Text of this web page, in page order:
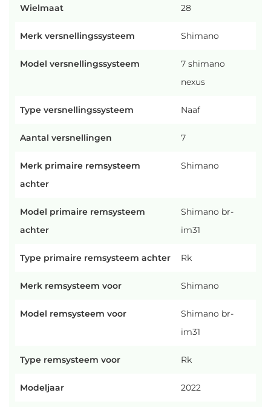
Wielmaat 28
Merk versnellingssysteem Shimano
Model versnellingssysteem
7 shimano
nexus
Type versnellingssysteem Naaf
Aantal versnellingen 7
Merk primaire remsysteem
achter
Shimano
Model primaire remsysteem
achter
Shimano br-
im31
Type primaire remsysteem achter Rk
Merk remsysteem voor Shimano
Model remsysteem voor
Shimano br-
im31
Type remsysteem voor Rk
Modeljaar 2022